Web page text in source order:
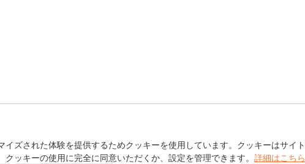
ズされた体験を提供するためクッキーを使用しています。クッキーはサイ
ッキーの使用に完全に同意いただくか、設定を管理できます。 詳細はこちら